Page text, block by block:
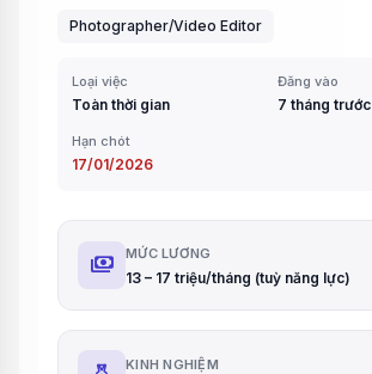
Photographer/Video Editor
Loại việc
Toàn thời gian
Đăng vào
7 tháng trước
Hạn chót
17/01/2026
payments MỨC LƯƠNG
13 – 17 triệu/tháng (tuỳ năng lực)
KINH NGHIỆM